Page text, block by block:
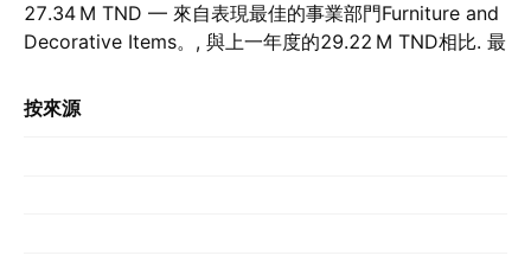
‪27.34 M‬ TND — 來自表現最佳的事業部門Furniture and
Decorative Items。, 與上一年度的‪29.22 M‬ TND相比. 最
前一年的‪29.22 M‬ TND.
按來源